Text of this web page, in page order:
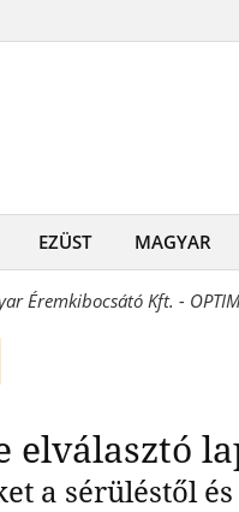
EZÜST MAGYAR
Éremkibocsátó Kft. -
elválasztó
a sérüléstől